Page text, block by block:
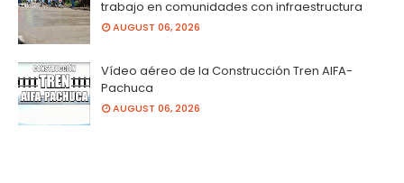
trabajo en comunidades con infraestructura
AUGUST 06, 2026
Vídeo aéreo de la Construcción Tren AIFA-
Pachuca
AUGUST 06, 2026